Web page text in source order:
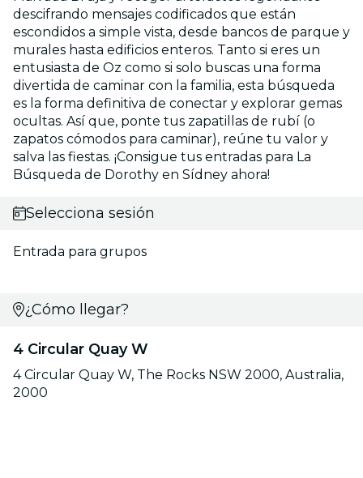
descifrando mensajes codificados que están
escondidos a simple vista, desde bancos de parque y
murales hasta edificios enteros. Tanto si eres un
entusiasta de Oz como si solo buscas una forma
divertida de caminar con la familia, esta búsqueda
es la forma definitiva de conectar y explorar gemas
ocultas. Así que, ponte tus zapatillas de rubí (o
zapatos cómodos para caminar), reúne tu valor y
salva las fiestas. ¡Consigue tus entradas para La
Búsqueda de Dorothy en Sídney ahora!
Selecciona sesión
Entrada para grupos
¿Cómo llegar?
4 Circular Quay W
4 Circular Quay W, The Rocks NSW 2000, Australia,
2000